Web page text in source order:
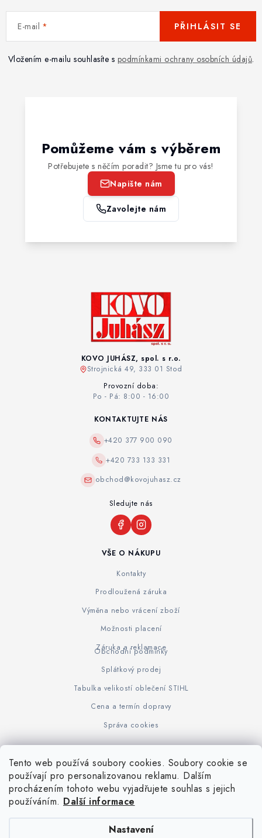
Tento web používá soubory cookies. Soubory cookie se
používají pro personalizovanou reklamu. Dalším
procházením tohoto webu vyjadřujete souhlas s jejich
používáním. Další informace
Nastavení
E-mail
Vložením e-mailu souhlasíte s podmínkami ochrany osobních údajů.
PŘIHLÁSIT SE
Pomůžeme vám s výběrem
Potřebujete s něčím poradit? Jsme tu pro vás!
Napište nám
Zavolejte nám
KOVO JUHÁSZ, spol. s r.o.
Strojnická 49, 333 01 Stod
Provozní doba:
Po - Pá: 8:00 - 16:00
VŠE O NÁKUPU
Kontakty
Prodloužená záruka
Výměna nebo vrácení zboží
Možnosti placení
Záruka a reklamace
Obchodní podmínky
Splátkový prodej
Tabulka velikostí oblečení STIHL
Cena a termín dopravy
Správa cookies
KONTAKTUJTE NÁS
+420 377 900 090
+420 733 133 331
obchod@kovojuhasz.cz
Sledujte nás
www.KOVOJUHASZ.cz Výrobce STIHL STIHL Timbersport